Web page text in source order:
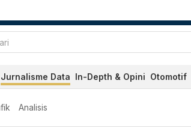
Jurnalisme Data In-Depth & Opini Otomotif
Analisis